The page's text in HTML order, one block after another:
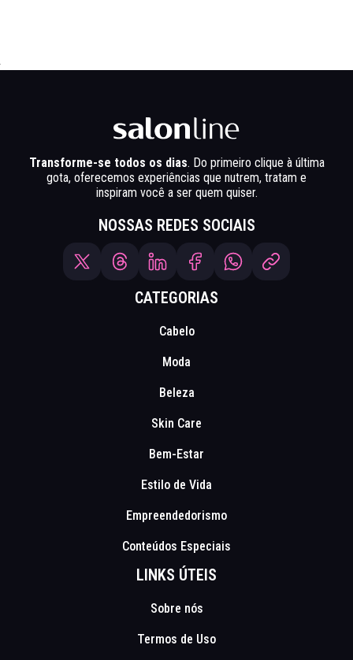
Transforme-se todos os dias. Do primeiro clique à última
gota, oferecemos experiências que nutrem, tratam e
inspiram você a ser quem quiser.
NOSSAS REDES SOCIAIS
CATEGORIAS
Cabelo
Moda
Beleza
Skin Care
Bem-Estar
Estilo de Vida
Empreendedorismo
Conteúdos Especiais
LINKS ÚTEIS
Sobre nós
Termos de Uso